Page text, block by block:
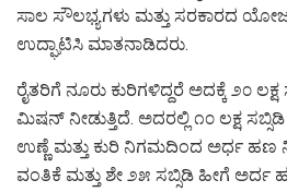
ಸಾಲ ಸೌಲಭ್ಯಗಳು ಮತ್ತು ಸರಕಾರದ
ಉದ್ಘಾಟಿಸಿ ಮಾತನಾಡಿದರು.
ರೈತರಿಗೆ ನೂರು ಕುರಿಗಳಿದ್ದರೆ ಅದಕ್ಕೆ ೨೦
ಮಿಷನ್ ನೀಡುತ್ತಿದೆ. ಅದರಲ್ಲಿ ೧೦ ಲಕ್ಷ
ಉಣ್ಣೆ ಮತ್ತು ಕುರಿ ನಿಗಮದಿಂದ ಅರ್ಧ ಹಣ
ವಂತಿಕೆ ಮತ್ತು ಶೇ ೨೫ ಸಬ್ಸಿಡಿ ಹೀಗೆ ಅರ್ದ